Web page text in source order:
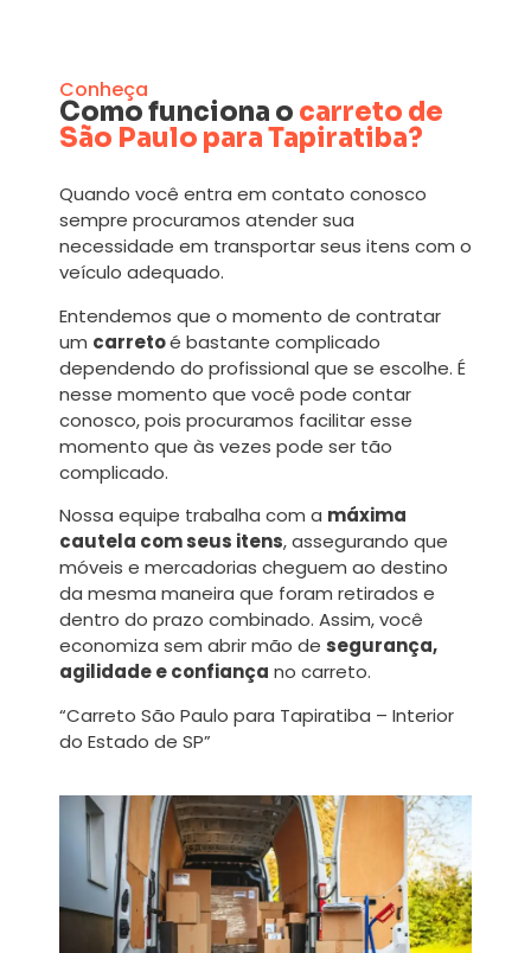
Conheça
Como funciona o carreto de
São Paulo para Tapiratiba?
Quando você entra em contato conosco
sempre procuramos atender sua
necessidade em transportar seus itens com o
veículo adequado.
Entendemos que o momento de contratar
um carretoé bastante complicado
dependendo do profissional que se escolhe. É
nesse momento que você pode contar
conosco, pois procuramos facilitar esse
momento que às vezes pode ser tão
complicado.
Nossa equipe trabalha com a máxima
cautela com seus itens, assegurando que
móveis e mercadorias cheguem ao destino
da mesma maneira que foram retirados e
dentro do prazo combinado. Assim, você
economiza sem abrir mão de segurança,
agilidade e confiança no carreto.
“Carreto São Paulo para Tapiratiba – Interior
do Estado de SP”